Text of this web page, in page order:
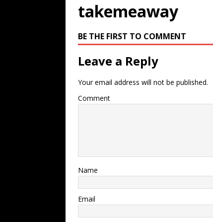
takemeaway
BE THE FIRST TO COMMENT
Leave a Reply
Your email address will not be published.
Comment
Name
Email